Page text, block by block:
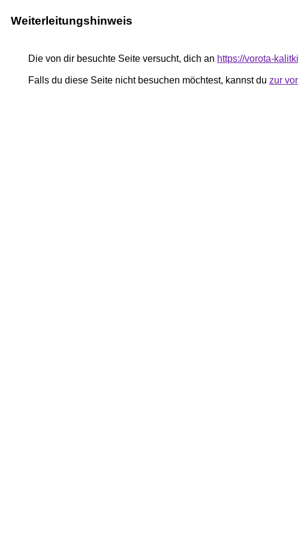
Weiterleitungshinweis
Die von dir besuchte Seite versucht, dich an https://vorota-
Falls du diese Seite nicht besuchen möchtest, kannst du zur